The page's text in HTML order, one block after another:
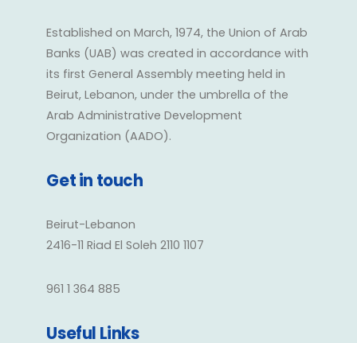
Established on March, 1974, the Union of Arab
Banks (UAB) was created in accordance with
its first General Assembly meeting held in
Beirut, Lebanon, under the umbrella of the
Arab Administrative Development
Organization (AADO).
Get in touch
Beirut-Lebanon
2416-11 Riad El Soleh 2110 1107
961 1 364 885
Useful Links